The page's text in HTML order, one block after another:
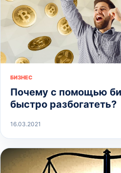
БИЗНЕС
Почему с помощью
быстро разбогатеть?
16.03.2021